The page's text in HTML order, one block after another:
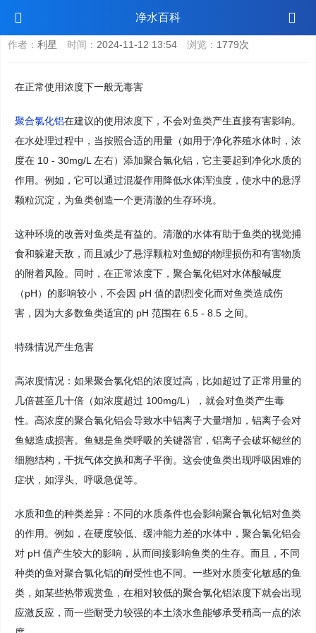
净水百科
聚合氯化铝对鱼有毒吗
作者： 利星 时间： 2024-11-12 13:54 浏览： 1779次
在正常使用浓度下一般无毒害
聚合氯化铝在建议的使用浓度下，不会对鱼类产生直接有害影响。
在水处理过程中，当按照合适的用量（如用于净化养殖水体时，浓
度在 10 - 30mg/L 左右）添加聚合氯化铝，它主要起到净化水质的
作用。例如，它可以通过混凝作用降低水体浑浊度，使水中的悬浮
颗粒沉淀，为鱼类创造一个更清澈的生存环境。
这种环境的改善对鱼类是有益的。清澈的水体有助于鱼类的视觉捕
食和躲避天敌，而且减少了悬浮颗粒对鱼鳃的物理损伤和有害物质
的附着风险。同时，在正常浓度下，聚合氯化铝对水体酸碱度
（pH）的影响较小，不会因 pH 值的剧烈变化而对鱼类造成伤
害，因为大多数鱼类适宜的 pH 范围在 6.5 - 8.5 之间。
特殊情况产生危害
高浓度情况：如果聚合氯化铝的浓度过高，比如超过了正常用量的
几倍甚至几十倍（如浓度超过 100mg/L），就会对鱼类产生毒
性。高浓度的聚合氯化铝会导致水中铝离子大量增加，铝离子会对
鱼鳃造成损害。鱼鳃是鱼类呼吸的关键器官，铝离子会破坏鳃丝的
细胞结构，干扰气体交换和离子平衡。这会使鱼类出现呼吸困难的
症状，如浮头、呼吸急促等。
水质和鱼的种类差异：不同的水质条件也会影响聚合氯化铝对鱼类
的作用。例如，在硬度较低、缓冲能力差的水体中，聚合氯化铝会
对 pH 值产生较大的影响，从而间接影响鱼类的生存。而且，不同
种类的鱼对聚合氯化铝的耐受性也不同。一些对水质变化敏感的鱼
类，如某些热带观赏鱼，在相对较低的聚合氯化铝浓度下就会出现
应激反应，而一些耐受力较强的本土淡水鱼能够承受稍高一点的浓